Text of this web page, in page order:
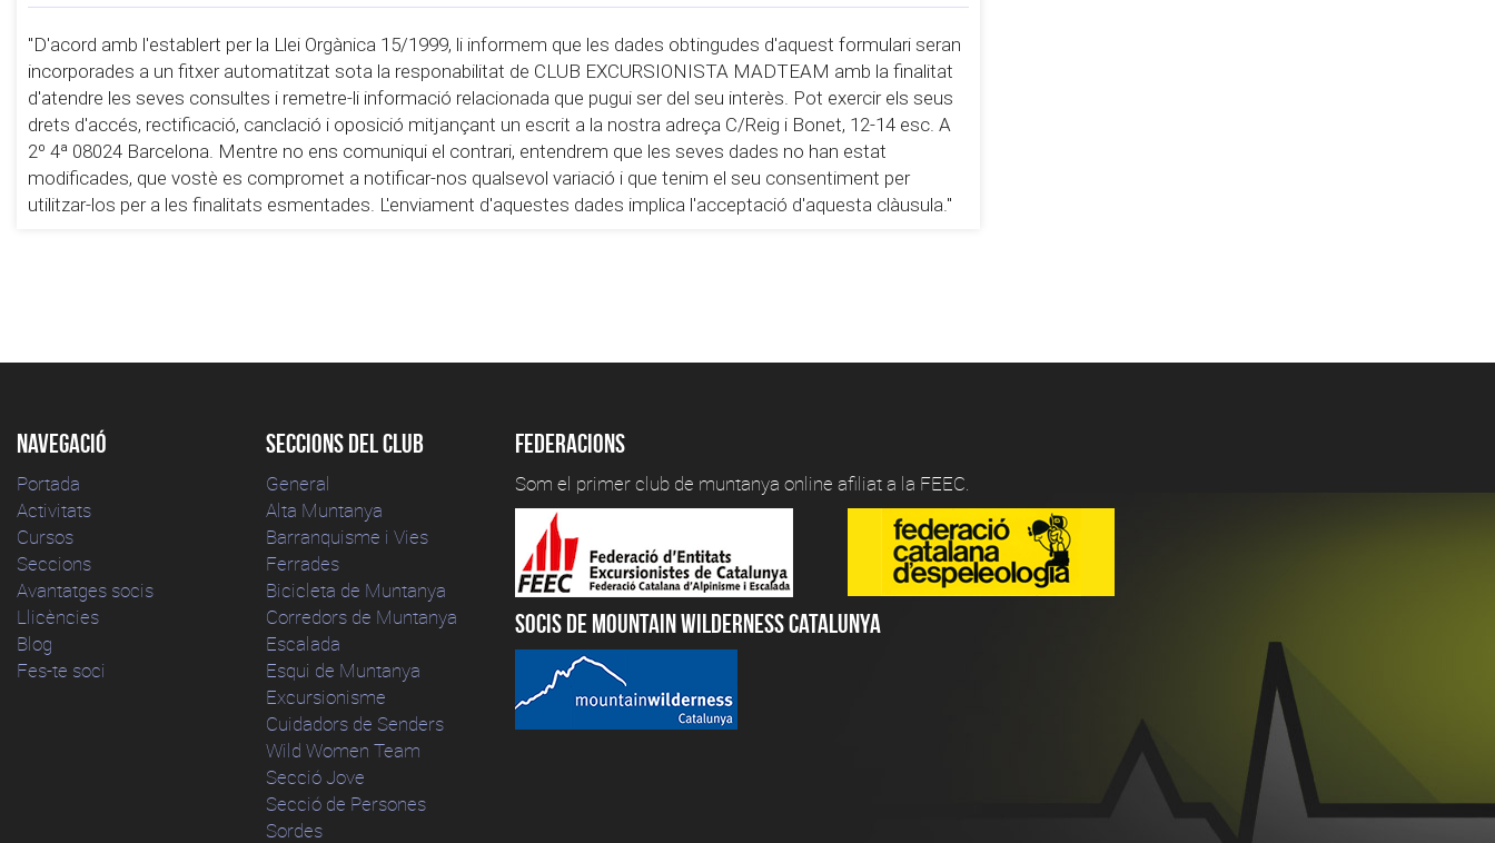
"D'acord amb l'establert per la Llei Orgànica 15/1999, li informem que les dades obtingudes d'aquest formulari seran
incorporades a un fitxer automatitzat sota la responabilitat de CLUB EXCURSIONISTA MADTEAM amb la finalitat
d'atendre les seves consultes i remetre-li informació relacionada que pugui ser del seu interès. Pot exercir els seus
drets d'accés, rectificació, canclació i oposició mitjançant un escrit a la nostra adreça C/Reig i Bonet, 12-14 esc. A
2º 4ª 08024 Barcelona. Mentre no ens comuniqui el contrari, entendrem que les seves dades no han estat
modificades, que vostè es compromet a notificar-nos qualsevol variació i que tenim el seu consentiment per
utilitzar-los per a les finalitats esmentades. L'enviament d'aquestes dades implica l'acceptació d'aquesta clàusula."
Navegació
Portada
Activitats
Cursos
Seccions
Avantatges socis
Llicències
Blog
Fes-te soci
Seccions del club
General
Alta Muntanya
Barranquisme i Vies
Ferrades
Bicicleta de Muntanya
Corredors de Muntanya
Escalada
Esqui de Muntanya
Excursionisme
Cuidadors de Senders
Wild Women Team
Secció Jove
Secció de Persones
Sordes
Federacions
Som el primer club de muntanya online afiliat a la FEEC.
Socis de Mountain Wilderness Catalunya